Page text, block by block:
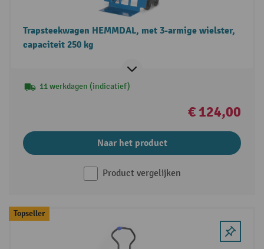
Trapsteekwagen HEMMDAL, met 3-armige wielster,
capaciteit 250 kg
11 werkdagen (indicatief)
€ 124,00
Naar het product
Product vergelijken
Topseller